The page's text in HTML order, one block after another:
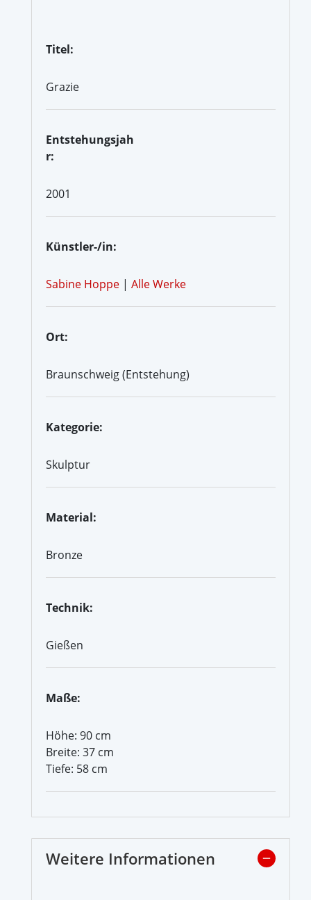
Titel:
Grazie
Entstehungsjah
r:
2001
Künstler-/in:
Sabine Hoppe | Alle Werke
Ort:
Braunschweig (Entstehung)
Kategorie:
Skulptur
Material:
Bronze
Technik:
Gießen
Maße:
Höhe: 90 cm
Breite: 37 cm
Tiefe: 58 cm
Weitere Informationen